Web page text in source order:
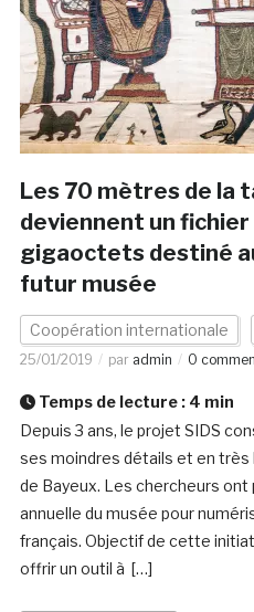
Les 70 mètres de la
deviennent un
gigaoctets destiné
futur musée
Coopération internationale
25/01/2019 par admin 0
Temps de lecture : 4 min
Depuis 3 ans, le projet SIDS
ses moindres détails et en
de Bayeux. Les chercheurs
annuelle du musée pour
français. Objectif de cette
offrir un outil à […]